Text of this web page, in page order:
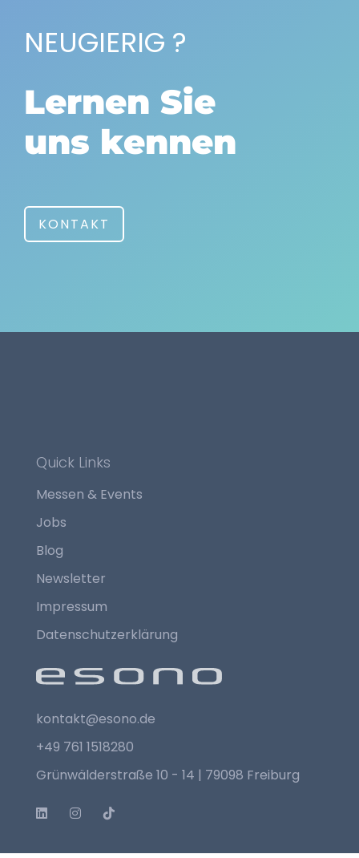
NEUGIERIG ?
Lernen Sie
uns kennen
KONTAKT
Quick Links
Messen & Events
Jobs
Blog
Newsletter
Impressum
Datenschutzerklärung
kontakt@esono.de
+49 761 1518280
Grünwälderstraße 10 - 14 | 79098 Freiburg